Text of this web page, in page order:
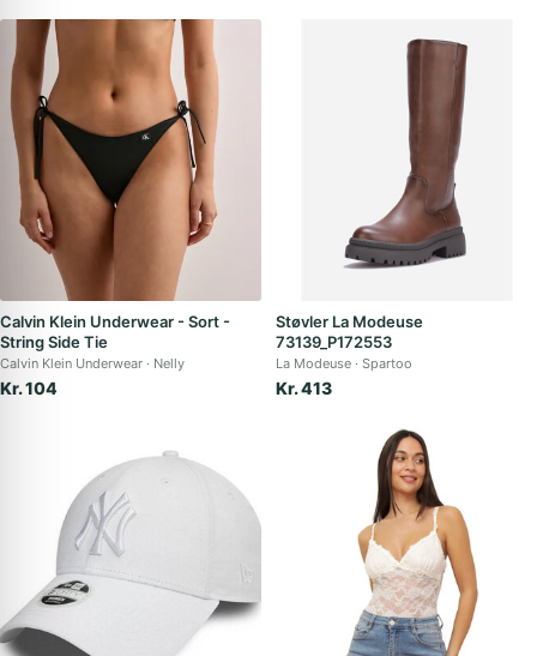
Calvin Klein Underwear - Sort -
String Side Tie
Calvin Klein Underwear Nelly
Kr. 104
Støvler La Modeuse
73139_P172553
La Modeuse Spartoo
Kr. 413